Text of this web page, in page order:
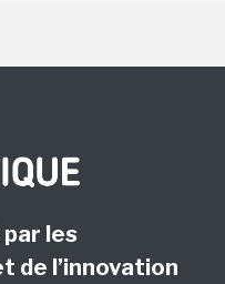
les
de l’innovation